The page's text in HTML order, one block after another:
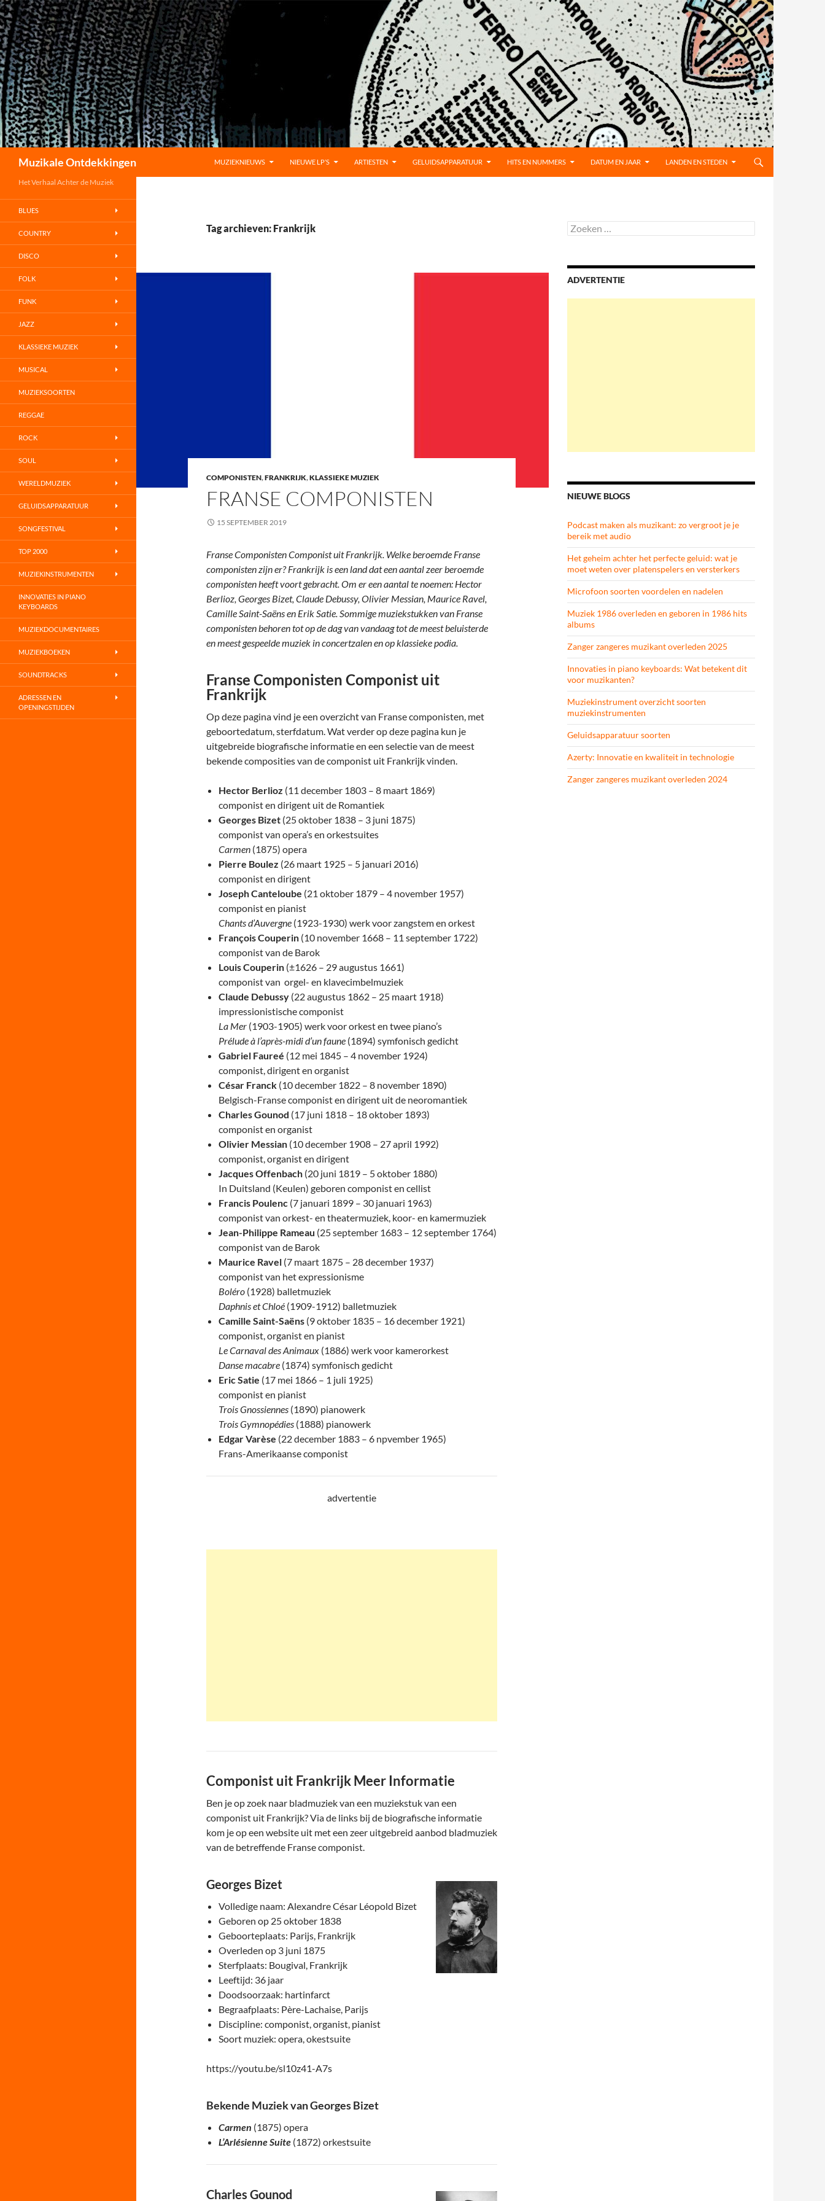
Muzikale Ontdekkingen
MUZIEKNIEUWS
NIEUWE LP’S ARTIESTEN GELUIDSAPPARATUUR HITS EN NUMMERS DATUM EN JAAR LANDEN EN STEDEN
Tag archieven: Frankrijk
COMPONISTEN,FRANKRIJK,KLASSIEKE MUZIEK
FRANSE COMPONISTEN
15 SEPTEMBER 2019
Franse Componisten Componist uit Frankrijk. Welke beroemde Franse
componisten zijn er? Frankrijk is een land dat een aantal zeer beroemde
componisten heeft voort gebracht. Om er een aantal te noemen: Hector
Berlioz, Georges Bizet, Claude Debussy, Olivier Messian, Maurice Ravel,
Camille Saint-Saëns en Erik Satie. Sommige muziekstukken van Franse
componisten behoren tot op de dag van vandaag tot de meest beluisterde
en meest gespeelde muziek in concertzalen en op klassieke podia.
Franse Componisten Componist uit
Frankrijk
Op deze pagina vind je een overzicht van Franse componisten, met
geboortedatum, sterfdatum. Wat verder op deze pagina kun je
uitgebreide biografische informatie en een selectie van de meest
bekende composities van de componist uit Frankrijk vinden.
Hector Berlioz (11 december 1803 – 8 maart 1869)
componist en dirigent uit de Romantiek
Georges Bizet (25 oktober 1838 – 3 juni 1875)
componist van opera’s en orkestsuites
Carmen (1875) opera
Pierre Boulez (26 maart 1925 – 5 januari 2016)
componist en dirigent
Joseph Canteloube (21 oktober 1879 – 4 november 1957)
componist en pianist
Chants d’Auvergne (1923-1930) werk voor zangstem en orkest
François Couperin (10 november 1668 – 11 september 1722)
componist van de Barok
Louis Couperin (±1626 – 29 augustus 1661)
componist van orgel- en klavecimbelmuziek
Claude Debussy (22 augustus 1862 – 25 maart 1918)
impressionistische componist
La Mer (1903-1905) werk voor orkest en twee piano’s
Prélude à l’après-midi d’un faune (1894) symfonisch gedicht
Gabriel Faureé (12 mei 1845 – 4 november 1924)
componist, dirigent en organist
César Franck (10 december 1822 – 8 november 1890)
Belgisch-Franse componist en dirigent uit de neoromantiek
Charles Gounod (17 juni 1818 – 18 oktober 1893)
componist en organist
Olivier Messian (10 december 1908 – 27 april 1992)
componist, organist en dirigent
Jacques Offenbach (20 juni 1819 – 5 oktober 1880)
In Duitsland (Keulen) geboren componist en cellist
Francis Poulenc (7 januari 1899 – 30 januari 1963)
componist van orkest- en theatermuziek, koor- en kamermuziek
Jean-Philippe Rameau (25 september 1683 – 12 september 1764)
componist van de Barok
Maurice Ravel (7 maart 1875 – 28 december 1937)
componist van het expressionisme
Boléro (1928) balletmuziek
Daphnis et Chloé (1909-1912) balletmuziek
Camille Saint-Saëns (9 oktober 1835 – 16 december 1921)
componist, organist en pianist
Le Carnaval des Animaux (1886) werk voor kamerorkest
Danse macabre (1874) symfonisch gedicht
Eric Satie (17 mei 1866 – 1 juli 1925)
componist en pianist
Trois Gnossiennes (1890) pianowerk
Trois Gymnopédies (1888) pianowerk
Edgar Varèse (22 december 1883 – 6 npvember 1965)
Frans-Amerikaanse componist
advertentie
Componist uit Frankrijk Meer Informatie
Ben je op zoek naar bladmuziek van een muziekstuk van een
componist uit Frankrijk? Via de links bij de biografische informatie
kom je op een website uit met een zeer uitgebreid aanbod bladmuziek
van de betreffende Franse componist.
Georges Bizet
Volledige naam: Alexandre César Léopold Bizet
Geboren op 25 oktober 1838
Geboorteplaats: Parijs, Frankrijk
Overleden op 3 juni 1875
Sterfplaats: Bougival, Frankrijk
Leeftijd: 36 jaar
Doodsoorzaak: hartinfarct
Begraafplaats: Père-Lachaise, Parijs
Discipline: componist, organist, pianist
Soort muziek: opera, okestsuite
https://youtu.be/sl10z41-A7s
Bekende Muziek van Georges Bizet
Carmen (1875) opera
L’Arlésienne Suite (1872) orkestsuite
Charles Gounod
Zoeken
naar:
ADVERTENTIE
NIEUWE BLOGS
Podcast maken als muzikant: zo vergroot je je
bereik met audio
Het geheim achter het perfecte geluid: wat je
moet weten over platenspelers en versterkers
Microfoon soorten voordelen en nadelen
Muziek 1986 overleden en geboren in 1986 hits
albums
Zanger zangeres muzikant overleden 2025
Innovaties in piano keyboards: Wat betekent dit
voor muzikanten?
Muziekinstrument overzicht soorten
muziekinstrumenten
Geluidsapparatuur soorten
Azerty: Innovatie en kwaliteit in technologie
Zanger zangeres muzikant overleden 2024
Het Verhaal Achter de Muziek
BLUES
COUNTRY
DISCO
FOLK
FUNK
JAZZ
KLASSIEKE MUZIEK
MUSICAL
MUZIEKSOORTEN
REGGAE
ROCK
SOUL
WERELDMUZIEK
GELUIDSAPPARATUUR
SONGFESTIVAL
TOP 2000
MUZIEKINSTRUMENTEN
INNOVATIES IN PIANO
KEYBOARDS
MUZIEKDOCUMENTAIRES
MUZIEKBOEKEN
SOUNDTRACKS
ADRESSEN EN
OPENINGSTIJDEN